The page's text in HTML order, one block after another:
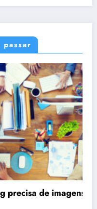
de imagens